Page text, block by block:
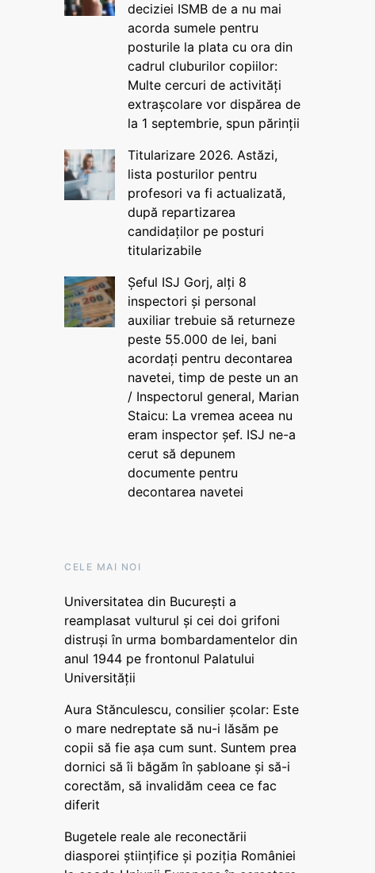
deciziei ISMB de a nu mai
acorda sumele pentru
posturile la plata cu ora din
cadrul cluburilor copiilor:
Multe cercuri de activități
extrașcolare vor dispărea de
la 1 septembrie, spun părinții
Titularizare 2026. Astăzi,
lista posturilor pentru
profesori va fi actualizată,
după repartizarea
candidaților pe posturi
titularizabile
Șeful ISJ Gorj, alți 8
inspectori și personal
auxiliar trebuie să returneze
peste 55.000 de lei, bani
acordați pentru decontarea
navetei, timp de peste un an
/ Inspectorul general, Marian
Staicu: La vremea aceea nu
eram inspector șef. ISJ ne-a
cerut să depunem
documente pentru
decontarea navetei
CELE MAI NOI
Universitatea din București a
reamplasat vulturul și cei doi grifoni
distruși în urma bombardamentelor din
anul 1944 pe frontonul Palatului
Universității
Aura Stănculescu, consilier școlar: Este
o mare nedreptate să nu-i lăsăm pe
copii să fie așa cum sunt. Suntem prea
dornici să îi băgăm în șabloane și să-i
corectăm, să invalidăm ceea ce fac
diferit
Bugetele reale ale reconectării
diasporei științifice și poziția României